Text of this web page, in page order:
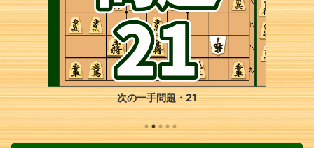
次の一手問題・21